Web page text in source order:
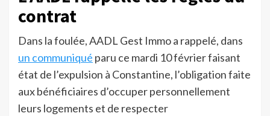
contrat
Dans la foulée, AADL Gest Immo a rappelé, dans
un communiqué paru ce mardi 10 février faisant
état de l’expulsion à Constantine, l’obligation faite
aux bénéficiaires d’occuper personnellement
leurs logements et de respecter